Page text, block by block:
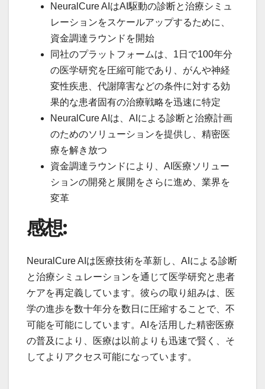
NeuralCure AIはAI駆動の診断と治療シミュ
レーションをスケールアップするために、
資金調達ラウンドを開始
同社のプラットフォームは、1日で100年分
の医学研究を圧縮可能であり、がんや神経
変性疾患、代謝障害などの条件に対する効
果的な患者固有の治療戦略を迅速に特定
NeuralCure AIは、AIによる診断と治療計画
のためのソリューションを提供し、精密医
療を解き放つ
資金調達ラウンドにより、AI医療ソリュー
ションの開発と展開をさらに進め、業界を
変革
感想:
NeuralCure AIは医療技術を革新し、AIによる診断
と治療シミュレーションを通じて医学研究と患者
ケアを再定義しています。彼らの取り組みは、医
学の進歩を数十年分を数日に圧縮することで、不
可能を可能にしています。AIを活用した精密医療
の普及により、医療は以前よりも迅速で賢く、そ
してよりアクセス可能になっています。